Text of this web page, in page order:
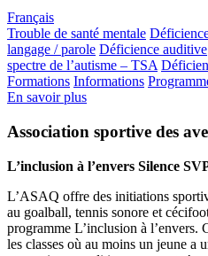
Français
Trouble de santé mentale
langage / parole Déficience auditive
spectre de l’autisme – TSA
Formations Informations
En savoir plus
Association sportive des
L’inclusion à l’envers Silence
L’ASAQ offre des initiations
au goalball, tennis sonore et
programme L’inclusion à l’envers.
les classes où au moins un jeune a